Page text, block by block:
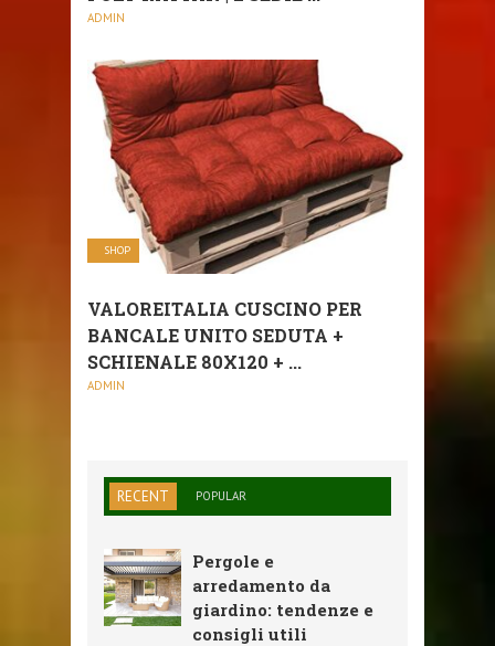
ADMIN
SHOP
VALOREITALIA CUSCINO PER
BANCALE UNITO SEDUTA +
SCHIENALE 80X120 + ...
ADMIN
RECENT POPULAR
Pergole e
arredamento da
giardino: tendenze e
consigli utili